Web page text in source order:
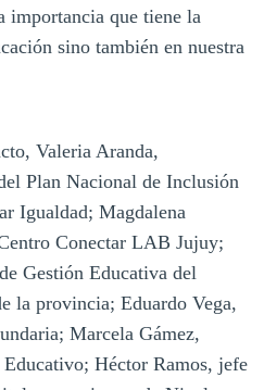
importancia que tiene la
sino también en nuestra
Valeria Aranda,
Plan Nacional de Inclusión
Igualdad; Magdalena
Conectar LAB Jujuy;
Gestión Educativa del
la provincia; Eduardo Vega,
Marcela Gámez,
Héctor Ramos, jefe